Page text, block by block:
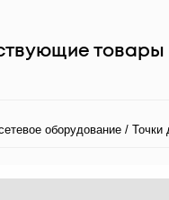
товары
оборудование / Точки